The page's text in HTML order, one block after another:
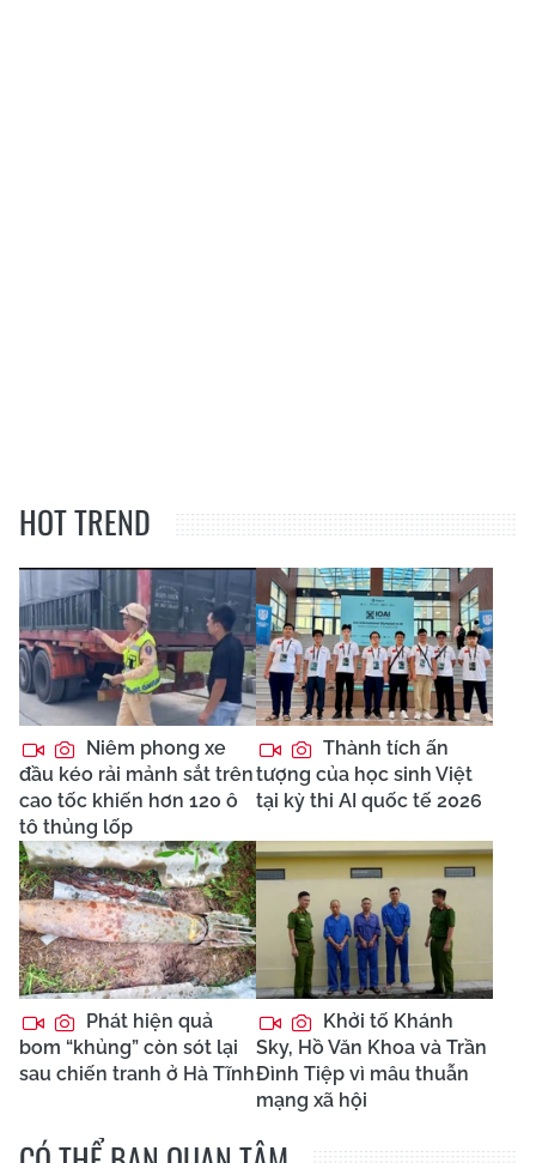
HOT TREND
Niêm phong xe
đầu kéo rải mảnh sắt trên
cao tốc khiến hơn 120 ô
tô thủng lốp
Thành tích ấn
tượng của học sinh Việt
tại kỳ thi AI quốc tế 2026
Phát hiện quả
bom “khủng” còn sót lại
sau chiến tranh ở Hà Tĩnh
Khởi tố Khánh
Sky, Hồ Văn Khoa và Trần
Đình Tiệp vì mâu thuẫn
mạng xã hội